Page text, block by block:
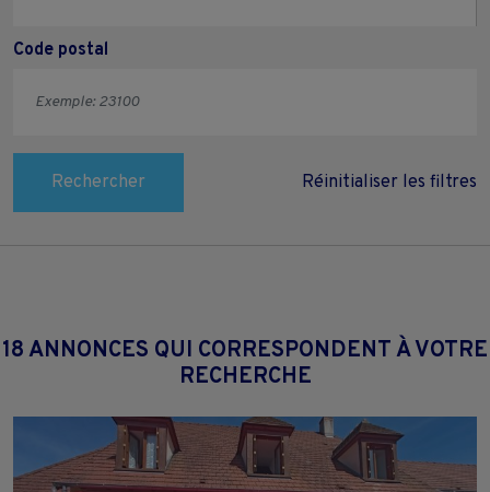
Code postal
Rechercher Réinitialiser les filtres
18 ANNONCES QUI CORRESPONDENT À VOTRE
RECHERCHE